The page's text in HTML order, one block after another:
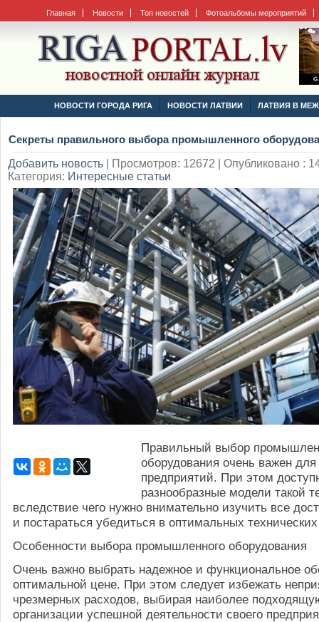
Главная Новости Топ новостей Фотоальбомы мероприятий
НОВОСТИ ГОРОДА РИГА НОВОСТИ ЛАТВИИ ЛАТВИЯ В
Секреты правильного выбора промышленного
Добавить новость
Просмотров: 12672 | Опубликовано :
Категория: Интересные статьи
Правильный выбор
оборудования очень важен
предприятий. При этом
разнообразные модели такой
вследствие чего нужно внимательно изучить все
и постараться убедиться в оптимальных
Особенности выбора промышленного оборудования
Очень важно выбрать надежное и функциональное
оптимальной цене. При этом следует избежать
чрезмерных расходов, выбирая наиболее
организации успешной деятельности своего